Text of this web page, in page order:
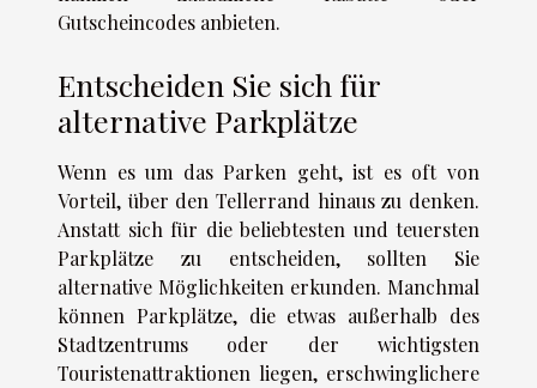
Gutscheincodes anbieten.
Entscheiden Sie sich für
alternative Parkplätze
Wenn es um das Parken geht, ist es oft von
Vorteil, über den Tellerrand hinaus zu denken.
Anstatt sich für die beliebtesten und teuersten
Parkplätze zu entscheiden, sollten Sie
alternative Möglichkeiten erkunden. Manchmal
können Parkplätze, die etwas außerhalb des
Stadtzentrums oder der wichtigsten
Touristenattraktionen liegen, erschwinglichere